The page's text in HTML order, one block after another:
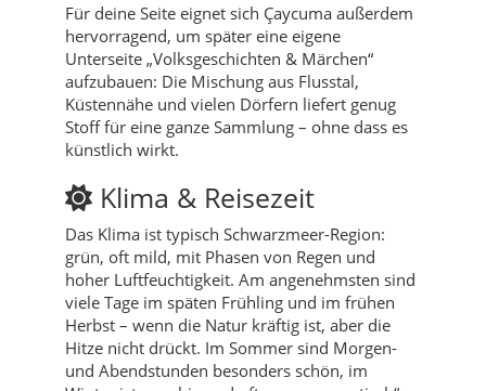
Für deine Seite eignet sich Çaycuma außerdem
hervorragend, um später eine eigene
Unterseite „Volksgeschichten & Märchen“
aufzubauen: Die Mischung aus Flusstal,
Küstennähe und vielen Dörfern liefert genug
Stoff für eine ganze Sammlung – ohne dass es
künstlich wirkt.
Klima & Reisezeit
Das Klima ist typisch Schwarzmeer-Region:
grün, oft mild, mit Phasen von Regen und
hoher Luftfeuchtigkeit. Am angenehmsten sind
viele Tage im späten Frühling und im frühen
Herbst – wenn die Natur kräftig ist, aber die
Hitze nicht drückt. Im Sommer sind Morgen-
und Abendstunden besonders schön, im